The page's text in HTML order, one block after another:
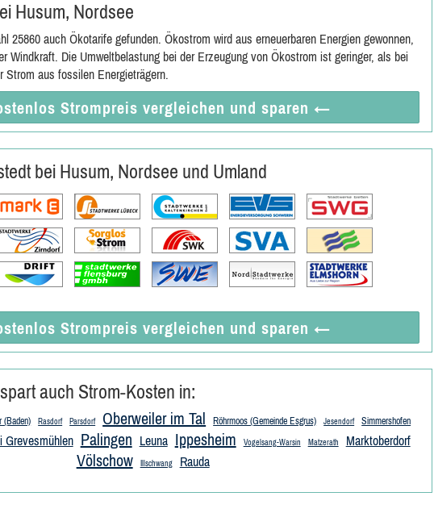
Husum, Nordsee
25860 auch Ökotarife gefunden. Ökostrom wird aus erneuerbaren Energien gewonnen,
Windkraft. Die Umweltbelastung bei der Erzeugung von Ökostrom ist geringer, als bei
Strom aus fossilen Energieträgern.
Strompreis vergleichen und sparen ←
bei Husum, Nordsee und Umland
Strompreis vergleichen und sparen ←
auch Strom-Kosten in:
(Baden) Rasdorf Parsdorf Oberweiler im Tal Röhrmoos (Gemeinde Esgrus) Jesendorf Simmershofen
Grevesmühlen Palingen Leuna Ippesheim Vogelsang-Warsin Matzerath Marktoberdorf
Völschow Illschwang Rauda